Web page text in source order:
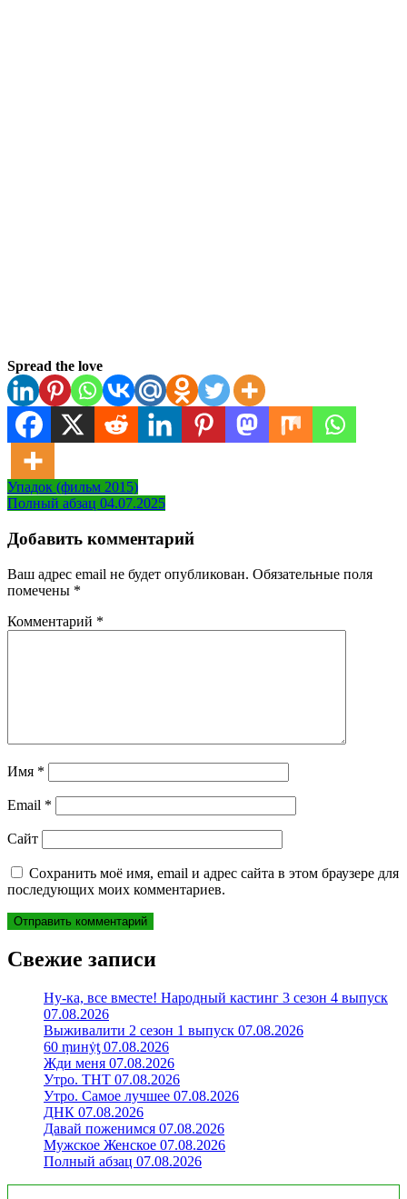
Spread the love
Навигация
по
записям
Упадок (фильм 2015)
Полный абзац 04.07.2025
Добавить комментарий
Ваш адрес email не будет опубликован. Обязательные поля
помечены *
Комментарий *
Имя *
Email *
Сайт
Сохранить моё имя, email и адрес сайта в этом браузере для
последующих моих комментариев.
Свежие записи
Ну-ка, все вместе! Народный кастинг 3 сезон 4 выпуск
07.08.2026
Выживалити 2 сезон 1 выпуск 07.08.2026
60 ṃинẏƫ 07.08.2026
Жди меня 07.08.2026
Утро. ТНТ 07.08.2026
Утро. Самое лучшее 07.08.2026
ДНК 07.08.2026
Давай поженимся 07.08.2026
Мужское Женское 07.08.2026
Полный абзац 07.08.2026